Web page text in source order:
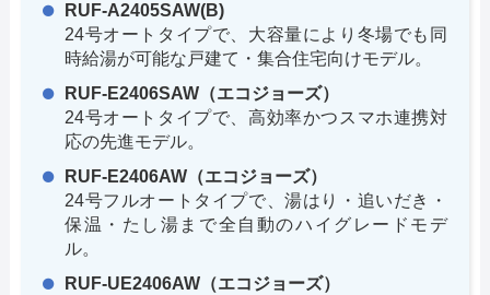
RUF-A2405SAW(B)
24号オートタイプで、大容量により冬場でも同
時給湯が可能な戸建て・集合住宅向けモデル。
RUF-E2406SAW（エコジョーズ）
24号オートタイプで、高効率かつスマホ連携対
応の先進モデル。
RUF-E2406AW（エコジョーズ）
24号フルオートタイプで、湯はり・追いだき・
保温・たし湯まで全自動のハイグレードモデ
ル。
RUF-UE2406AW（エコジョーズ）